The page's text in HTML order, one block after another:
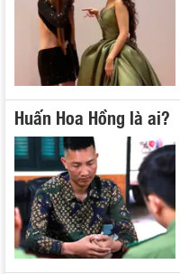
Huấn Hoa Hồng là ai?